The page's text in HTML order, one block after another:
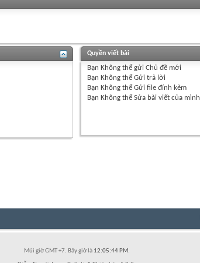
Quyền viết bài
Bạn Không thểgửi Chủ đề mới
Bạn Không thểGửi trả lời
Bạn Không thểGửi file đính kèm
Bạn Không thểSửa bài viết của mình
Múi giờ GMT +7. Bây giờ là 12:05:44 PM.